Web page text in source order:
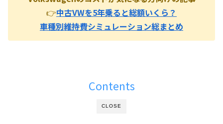
👉中古VWを5年乗ると総額いくら？
車種別維持費シミュレーション総まとめ
CLOSE
Contents